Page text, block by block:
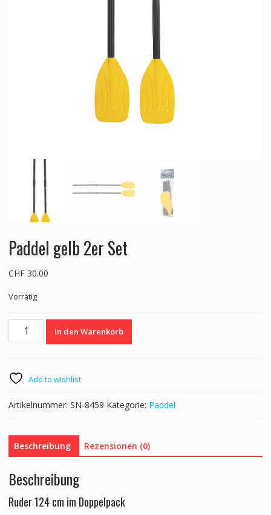
Paddel gelb 2er Set
CHF30.00
Vorrätig
Paddel
Menge
In den Warenkorb
Add to wishlist
Artikelnummer: SN-8459 Kategorie: Paddel
Beschreibung Rezensionen (0)
Beschreibung
Ruder 124 cm im Doppelpack